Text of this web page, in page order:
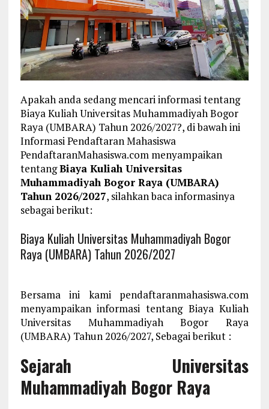
Apakah anda sedang mencari informasi tentang
Biaya Kuliah Universitas Muhammadiyah Bogor
Raya (UMBARA) Tahun 2026/2027?, di bawah ini
Informasi Pendaftaran Mahasiswa
PendaftaranMahasiswa.com menyampaikan
tentangBiaya Kuliah Universitas
Muhammadiyah Bogor Raya (UMBARA)
Tahun 2026/2027, silahkan baca informasinya
sebagai berikut:
Biaya Kuliah Universitas Muhammadiyah Bogor
Raya (UMBARA) Tahun 2026/2027
Bersama ini kami pendaftaranmahasiswa.com
menyampaikan informasi tentang Biaya Kuliah
Universitas Muhammadiyah Bogor Raya
(UMBARA) Tahun 2026/2027, Sebagai berikut :
Sejarah Universitas
Muhammadiyah Bogor Raya